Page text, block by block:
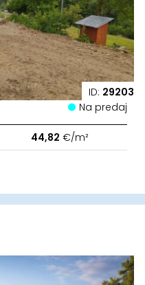
ID: 29203
Na predaj
44,82 €/m²